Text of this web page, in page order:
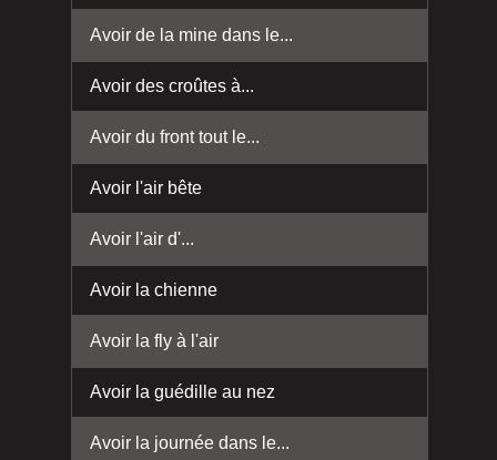
Avoir de la mine dans le...
Avoir des croûtes à...
Avoir du front tout le...
Avoir l'air bête
Avoir l'air d'...
Avoir la chienne
Avoir la fly à l'air
Avoir la guédille au nez
Avoir la journée dans le...